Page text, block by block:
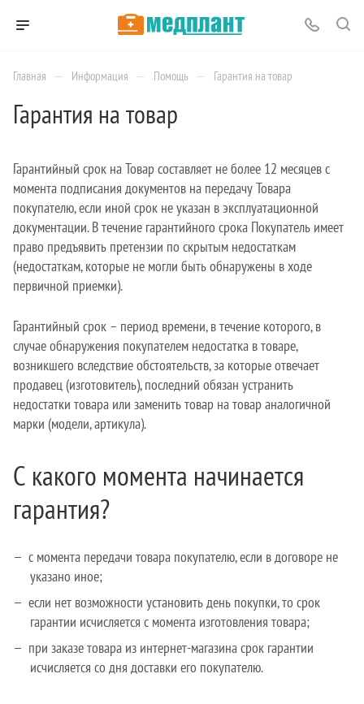
Главная — Информация — Помощь — Гарантия на товар
Гарантия на товар
Гарантийный срок на Товар составляет не более 12 месяцев с
момента подписания документов на передачу Товара
покупателю, если иной срок не указан в эксплуатационной
документации. В течение гарантийного срока Покупатель имеет
право предъявить претензии по скрытым недостаткам
(недостаткам, которые не могли быть обнаружены в ходе
первичной приемки).
Гарантийный срок – период времени, в течение которого, в
случае обнаружения покупателем недостатка в товаре,
возникшего вследствие обстоятельств, за которые отвечает
продавец (изготовитель), последний обязан устранить
недостатки товара или заменить товар на товар аналогичной
марки (модели, артикула).
С какого момента начинается
гарантия?
с момента передачи товара покупателю, если в договоре не
указано иное;
если нет возможности установить день покупки, то срок
гарантии исчисляется с момента изготовления товара;
при заказе товара из интернет-магазина срок гарантии
исчисляется со дня доставки его покупателю.